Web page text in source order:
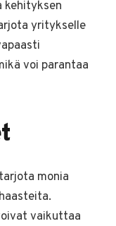
kehityksen
yritykselle
voi parantaa
monia
vaikuttaa